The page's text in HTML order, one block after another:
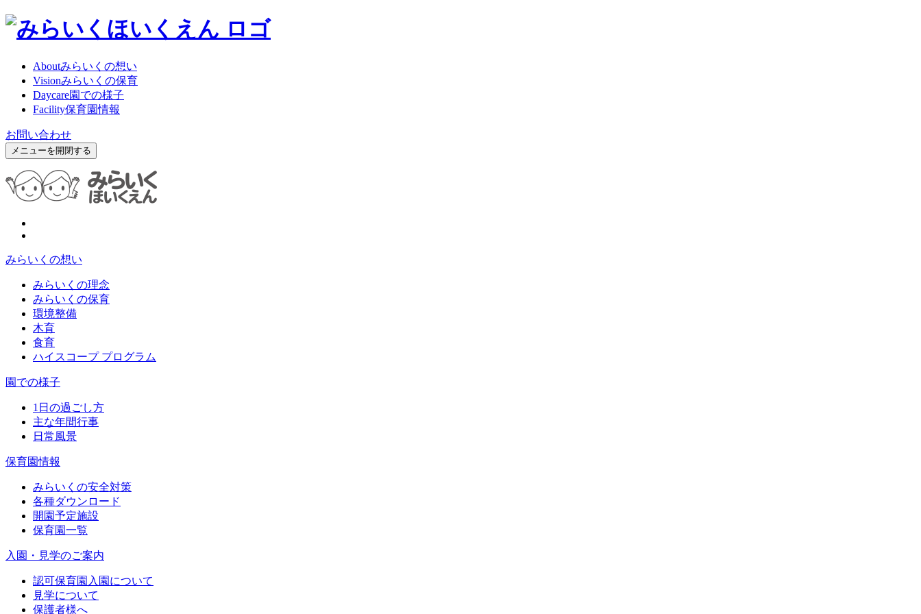
Aboutみらいくの想い
Visionみらいくの保育
Daycare園での様子
Facility保育園情報
お問い合わせ
メニューを開閉する
みらいくの想い
みらいくの理念
みらいくの保育
環境整備
木育
食育
ハイスコープ プログラム
園での様子
1日の過ごし方
主な年間行事
日常風景
保育園情報
みらいくの安全対策
各種ダウンロード
開園予定施設
保育園一覧
入園・見学のご案内
認可保育園入園について
見学について
保護者様へ